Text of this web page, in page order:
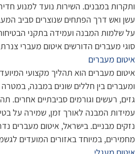
ותקרות במבנים. השירות נועד למנוע
עשן ואש דרך הפתחים שנוצרים סביב
על שלמות המבנה ועמידה בתקני
סוגי מעברים הדורשים איטום מעברי
איטום מעברים
איטום מעברים הוא תהליך מקצועי
ומעברים בין חללים שונים במבנה,
גזים, רעשים וגורמים סביבתיים אחרים.
עמידות המבנה לאורך זמן, שמירה על
נזקים מבניים. בישראל, איטום מעברים
מחמירים, במיוחד באזורים המועדים